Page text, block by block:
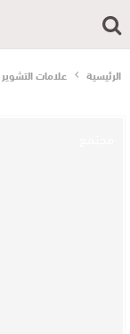
الرئيسية علامات التشوير